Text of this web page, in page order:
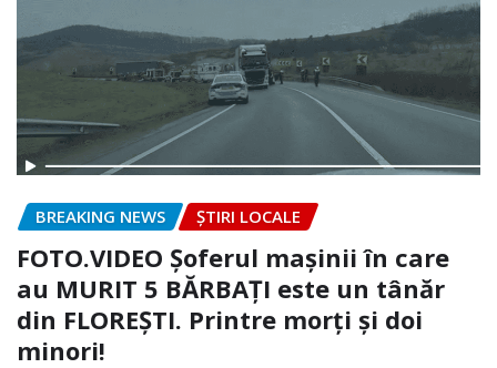
BREAKING NEWS ȘTIRI LOCALE
FOTO.VIDEO Șoferul mașinii în care
au MURIT 5 BĂRBAȚI este un tânăr
din FLOREȘTI. Printre morți și doi
minori!